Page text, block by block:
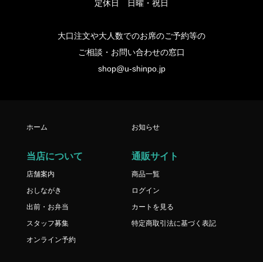
定休日 日曜・祝日
大口注文や大人数でのお席のご予約等の
ご相談・お問い合わせの窓口
shop@u-shinpo.jp
ホーム お知らせ
当店について
店舗案内
おしながき
出前・お弁当
スタッフ募集
オンライン予約
通販サイト
商品一覧
ログイン
カートを見る
特定商取引法に基づく表記